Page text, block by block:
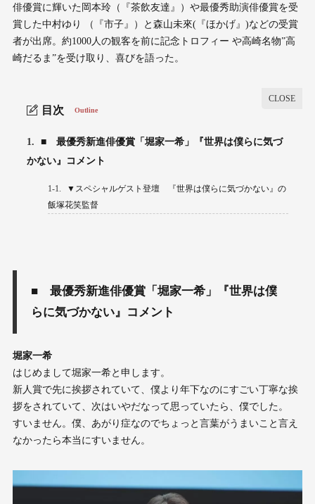
俳優賞に輝いた岡本玲（『茶飲友達』）や最優秀助演俳優賞を受
賞した中村ゆり （『市子』）と森山未來(『ほかげ』)などの受賞
者が出席。約1000人の観客を前に記念トロフィー や高崎名物”高
崎だるま”を受け取り、喜びを語った。
目次 Outline
1.
■ 最優秀新進俳優賞「堀家一希」『世界は僕らに気づ
かない』コメント
1-1.
▼スペシャルゲスト登壇 『世界は僕らに気づかない』の
飯塚花笑監督
■ 最優秀新進俳優賞「堀家一希」『世界は僕
らに気づかない』コメント
堀家一希
はじめまして堀家一希と申します。
新人賞で先に挨拶されていて、僕より年下なのにすごい丁寧な挨
拶をされていて、次はいやだなって思っていたら、僕でした。
すいません。僕、あがり症なのでちょっと言葉がうまいこと言え
なかったら本当にすいません。